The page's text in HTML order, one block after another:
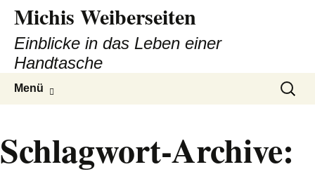
Michis Weiberseiten
Einblicke in das Leben einer
Handtasche
Menü
Suchen
nach:
Schlagwort-Archive: